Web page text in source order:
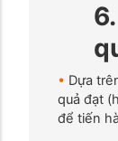
• Dựa
quả đạt
để tiến